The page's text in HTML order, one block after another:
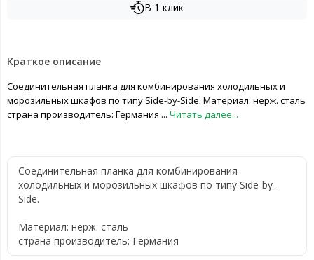
В 1 клик
Краткое описание
Соединительная планка для комбинирования холодильных и
морозильных шкафов по типу Side-by-Side. Материал: нерж. сталь
страна производитель: Германия ... Читать далее...
Соединительная планка для комбинирования
холодильных и морозильных шкафов по типу Side-by-
Side.
Материал: нерж. сталь
страна производитель: Германия